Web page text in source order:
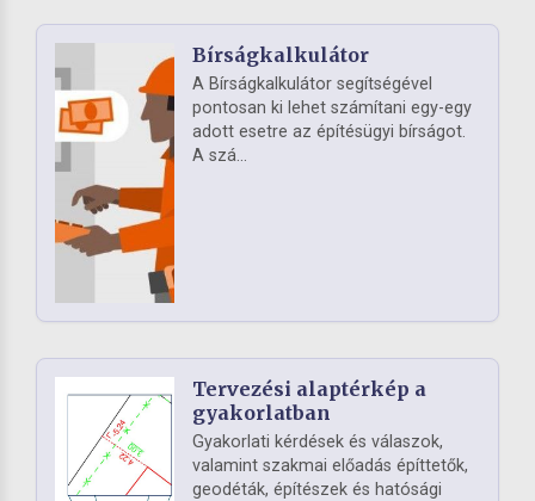
Bírságkalkulátor
A Bírságkalkulátor segítségével
pontosan ki lehet számítani egy-egy
adott esetre az építésügyi bírságot.
A szá...
Tervezési alaptérkép a
gyakorlatban
Gyakorlati kérdések és válaszok,
valamint szakmai előadás építtetők,
geodéták, építészek és hatósági